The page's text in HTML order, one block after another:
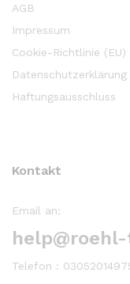
AGB
Impressum
Cookie-Richtlinie (EU)
Datenschutzerklärung
Haftungsausschluss
Kontakt
Email an:
Telefon :